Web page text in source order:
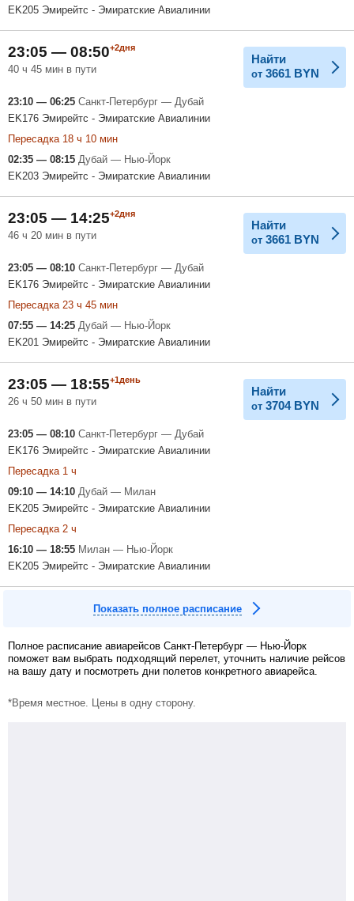
EK205 Эмирейтс - Эмиратские Авиалинии
23:05 — 08:50+2дня
40 ч 45 мин в пути
Найти
от 3661 BYN
23:10 — 06:25 Санкт-Петербург — Дубай
EK176 Эмирейтс - Эмиратские Авиалинии
Пересадка 18 ч 10 мин
02:35 — 08:15 Дубай — Нью-Йорк
EK203 Эмирейтс - Эмиратские Авиалинии
23:05 — 14:25+2дня
46 ч 20 мин в пути
Найти
от 3661 BYN
23:05 — 08:10 Санкт-Петербург — Дубай
EK176 Эмирейтс - Эмиратские Авиалинии
Пересадка 23 ч 45 мин
07:55 — 14:25 Дубай — Нью-Йорк
EK201 Эмирейтс - Эмиратские Авиалинии
23:05 — 18:55+1день
26 ч 50 мин в пути
Найти
от 3704 BYN
23:05 — 08:10 Санкт-Петербург — Дубай
EK176 Эмирейтс - Эмиратские Авиалинии
Пересадка 1 ч
09:10 — 14:10 Дубай — Милан
EK205 Эмирейтс - Эмиратские Авиалинии
Пересадка 2 ч
16:10 — 18:55 Милан — Нью-Йорк
EK205 Эмирейтс - Эмиратские Авиалинии
Показать полное расписание
Полное расписание авиарейсов Санкт-Петербург — Нью-Йорк
поможет вам выбрать подходящий перелет, уточнить наличие рейсов
на вашу дату и посмотреть дни полетов конкретного авиарейса.
*Время местное. Цены в одну сторону.